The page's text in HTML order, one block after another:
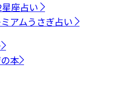
座占い
アムうさぎ占い
本